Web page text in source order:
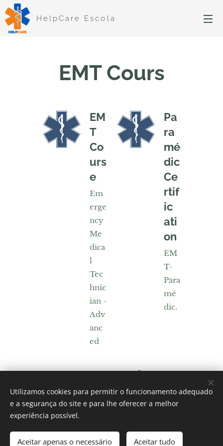
HelpCare Escola
EMT Cours
EM
T
Co
urs
e
Em
erge
ncy
Me
dica
l
Tec
hnic
ian -
Adv
anc
ed
Pa
ra
mé
dic
Ce
rtif
ic
ati
on
EM
T-
Para
mé
dic.
Helpcare
Utilizamos cookies para permitir o funcionamento adequado
e a segurança do site e para lhe oferecer a melhor
experiência possível.
Aceitar apenas o necessário Aceitar tudo